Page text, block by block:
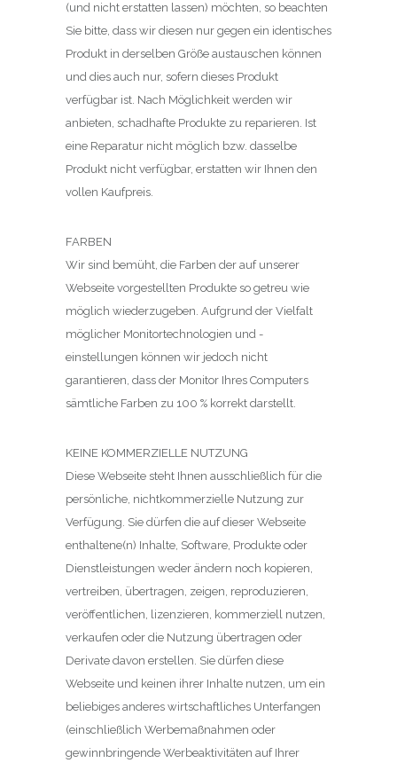
(und nicht erstatten lassen) möchten, so beachten
Sie bitte, dass wir diesen nur gegen ein identisches
Produkt in derselben Größe austauschen können
und dies auch nur, sofern dieses Produkt
verfügbar ist. Nach Möglichkeit werden wir
anbieten, schadhafte Produkte zu reparieren. Ist
eine Reparatur nicht möglich bzw. dasselbe
Produkt nicht verfügbar, erstatten wir Ihnen den
vollen Kaufpreis.
FARBEN
Wir sind bemüht, die Farben der auf unserer
Webseite vorgestellten Produkte so getreu wie
möglich wiederzugeben. Aufgrund der Vielfalt
möglicher Monitortechnologien und -
einstellungen können wir jedoch nicht
garantieren, dass der Monitor Ihres Computers
sämtliche Farben zu 100 % korrekt darstellt.
KEINE KOMMERZIELLE NUTZUNG
Diese Webseite steht Ihnen ausschließlich für die
persönliche, nichtkommerzielle Nutzung zur
Verfügung. Sie dürfen die auf dieser Webseite
enthaltene(n) Inhalte, Software, Produkte oder
Dienstleistungen weder ändern noch kopieren,
vertreiben, übertragen, zeigen, reproduzieren,
veröffentlichen, lizenzieren, kommerziell nutzen,
verkaufen oder die Nutzung übertragen oder
Derivate davon erstellen. Sie dürfen diese
Webseite und keinen ihrer Inhalte nutzen, um ein
beliebiges anderes wirtschaftliches Unterfangen
(einschließlich Werbemaßnahmen oder
gewinnbringende Werbeaktivitäten auf Ihrer